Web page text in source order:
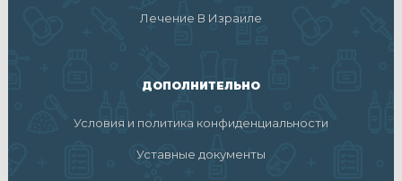
Лечение В Израиле
ДОПОЛНИТЕЛЬНО
Условия и политика конфиденциальности
Уставные документы